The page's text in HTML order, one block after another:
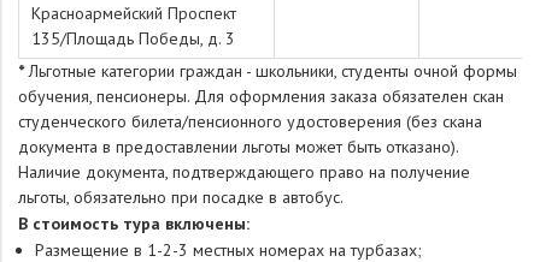
Красноармейский Проспект
135/Площадь Победы, д. 3
* Льготные категории граждан - школьники, cтуденты очной формы
обучения, пенсионеры. Для оформления заказа обязателен скан
студенческого билета/пенсионного удостоверения (без скана
документа в предоставлении льготы может быть отказано).
Наличие документа, подтверждающего право на получение
льготы, обязательно при посадке в автобус.
В стоимость тура включены:
Размещение в 1-2-3 местных номерах на турбазах;